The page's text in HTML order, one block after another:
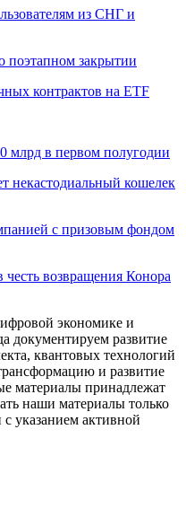
из СНГ и
поэтапном закрытии
контрактов на ETF
млрд в первом полугодии
некастодиальный кошелек
с призовым фондом
возвращения Конора
экономике и
документируем развитие
квантовых технологий
и развитие
материалы принадлежат
наши материалы только
с указанием активной